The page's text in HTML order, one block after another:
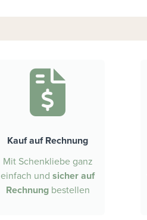
Kauf auf Rechnung
Mit Schenkliebe ganz
einfach und sicher auf
Rechnungbestellen